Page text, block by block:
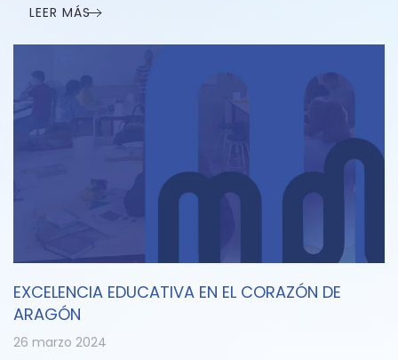
LEER MÁS
EXCELENCIA EDUCATIVA EN EL CORAZÓN DE
ARAGÓN
26 marzo 2024